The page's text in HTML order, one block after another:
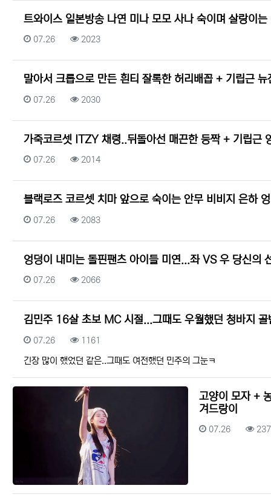
트와이스 일본방송 나연 미나 모모 사나 숙이며 살랑이는
등록일
07.26 조회
2023
말아서 크롭으로 만든 흰티 잘록한 허리배꼽 + 기립근 뉴
등록일
07.26 조회
2030
가죽코르셋 ITZY 채령..뒤돌아선 매끈한 등짝 + 기립근
등록일
07.26 조회
2014
블랙로즈 코르셋 치마 앞으로 숙이는 안무 비비지 은하
등록일
07.26 조회
2083
엉덩이 내미는 돌핀팬츠 아이들 미연...좌 VS 우 당신의
등록일
07.26 조회
2066
김민주 16살 초보 MC 시절...그때도 우월했던 청바지 골
등록일
07.26 조회
1161
긴장 많이 했었던 같은..그때도 여전했던 민주의 그눈ㅋ
고양이 모자 +
겨드랑이
등록일
07.26 조회